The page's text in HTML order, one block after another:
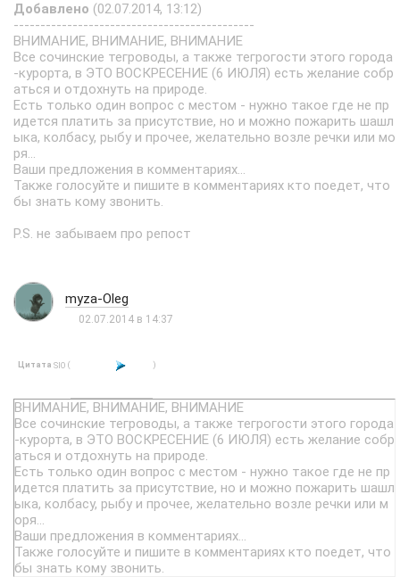
Добавлено (02.07.2014, 13:12)
---------------------------------------------
ВНИМАНИЕ, ВНИМАНИЕ, ВНИМАНИЕ
Все сочинские тегроводы, а также тегрогости этого города
-курорта, в ЭТО ВОСКРЕСЕНИЕ (6 ИЮЛЯ) есть желание собр
аться и отдохнуть на природе.
Есть только один вопрос с местом - нужно такое где не пр
идется платить за присутствие, но и можно пожарить шашл
ыка, колбасу, рыбу и прочее, желательно возле речки или мо
ря...
Ваши предложения в комментариях...
Также голосуйте и пишите в комментариях кто поедет, что
бы знать кому звонить.
P.S. не забываем про репост
myza-Oleg
02.07.2014 в 14:37
Цитата SIO ( )
ВНИМАНИЕ, ВНИМАНИЕ, ВНИМАНИЕ
Все сочинские тегроводы, а также тегрогости этого города
-курорта, в ЭТО ВОСКРЕСЕНИЕ (6 ИЮЛЯ) есть желание собр
аться и отдохнуть на природе.
Есть только один вопрос с местом - нужно такое где не пр
идется платить за присутствие, но и можно пожарить шашл
ыка, колбасу, рыбу и прочее, желательно возле речки или м
оря...
Ваши предложения в комментариях...
Также голосуйте и пишите в комментариях кто поедет, что
бы знать кому звонить.